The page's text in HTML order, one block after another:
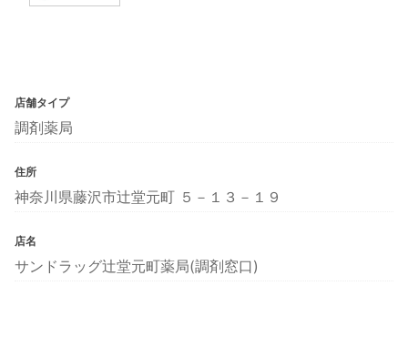
店舗タイプ
調剤薬局
住所
神奈川県藤沢市辻堂元町 ５－１３－１９
店名
サンドラッグ辻堂元町薬局(調剤窓口)